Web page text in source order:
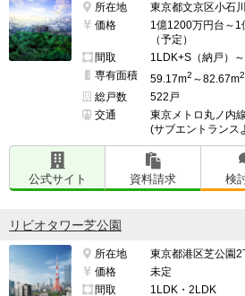
住民スレ：https://www.e-
晴海フラッグ
検討スレ：https://www.e-
住民スレ：https://www.e-
上記の中からマンションを選んだ
充実したスペック、駅徒歩分数
（※管理担当より）
所在地
東京都文京区小石
価格
1億1200万円台～
（予定）
間取
1LDK+S（納戸）
専有面積
59.17m2 ～82.67m2
総戸数
522戸
交通
東京メトロ丸ノ内
(サブエントランス
公式サイト 資料請求 検
リビオタワー芝公園
所在地
東京都港区芝公園2
価格
未定
間取
1LDK・2LDK